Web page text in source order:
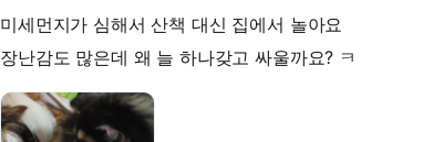
미세먼지가 심해서 산책 대신 집에서 놀아요
장난감도 많은데 왜 늘 하나갖고 싸울까요? ㅋ